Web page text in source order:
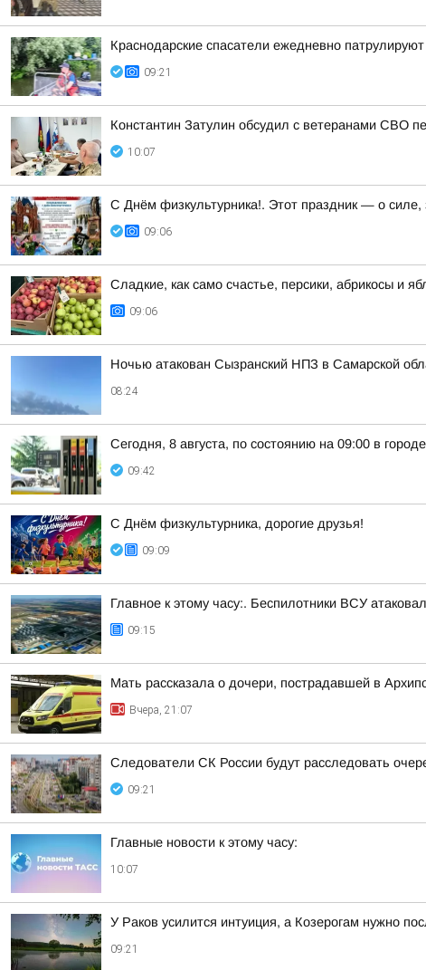
Краснодарские спасатели ежедневно
09:21
Константин Затулин обсудил с ветеранами СВО
10:07
С Днём физкультурника!. Этот праздник — о
09:06
Сладкие, как само счастье, персики, абрикосы и
09:06
Ночью атакован Сызранский НПЗ в Самарской
08:24
Сегодня, 8 августа, по состоянию на 09:00 в
09:42
С Днём физкультурника, дорогие друзья!
09:09
Главное к этому часу:. Беспилотники ВСУ
09:15
Мать рассказала о дочери, пострадавшей в
Вчера, 21:07
Следователи СК России будут расследовать
09:21
Главные новости к этому часу:
10:07
У Раков усилится интуиция, а Козерогам нужно
09:21